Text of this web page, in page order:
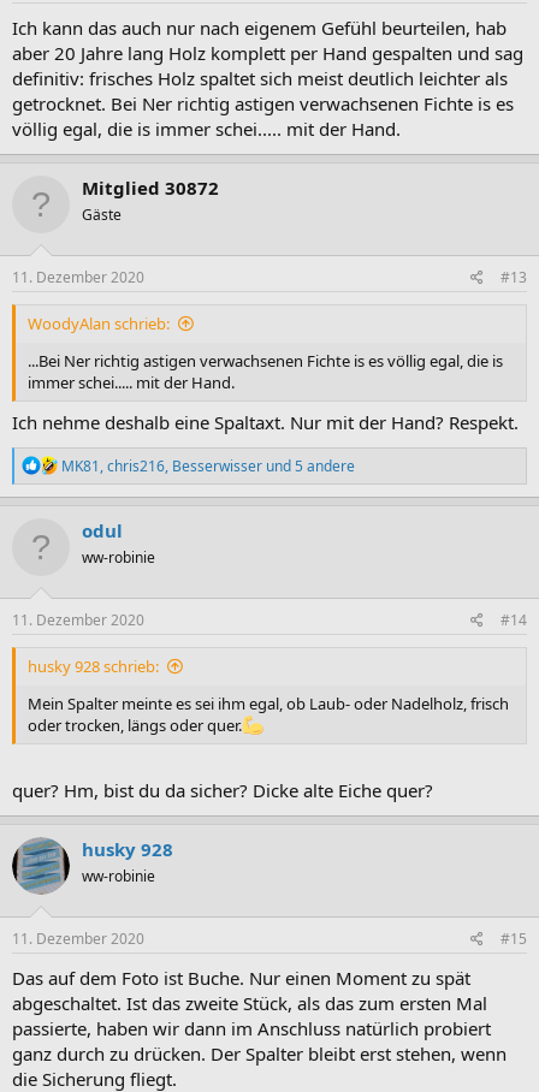
:
Ich kann das auch nur nach eigenem Gefühl beurteilen, hab
aber 20 Jahre lang Holz komplett per Hand gespalten und sag
definitiv: frisches Holz spaltet sich meist deutlich leichter als
getrocknet. Bei Ner richtig astigen verwachsenen Fichte is es
völlig egal, die is immer schei..... mit der Hand.
Mitglied 30872
Gäste
11. Dezember 2020 #13
WoodyAlan schrieb:
...Bei Ner richtig astigen verwachsenen Fichte is es völlig egal, die is
immer schei..... mit der Hand.
Ich nehme deshalb eine Spaltaxt. Nur mit der Hand? Respekt.
R
e
a
n
e
MK81,chris216, Besserwisser und 5 andere
odul
ww-robinie
11. Dezember 2020 #14
husky 928 schrieb:
Mein Spalter meinte es sei ihm egal, ob Laub- oder Nadelholz, frisch
oder trocken, längs oder quer.
quer? Hm, bist du da sicher? Dicke alte Eiche quer?
husky 928
ww-robinie
11. Dezember 2020 #15
Das auf dem Foto ist Buche. Nur einen Moment zu spät
abgeschaltet. Ist das zweite Stück, als das zum ersten Mal
passierte, haben wir dann im Anschluss natürlich probiert
ganz durch zu drücken. Der Spalter bleibt erst stehen, wenn
die Sicherung fliegt.